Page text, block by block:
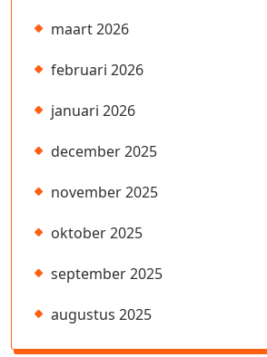
maart 2026
februari 2026
januari 2026
december 2025
november 2025
oktober 2025
september 2025
augustus 2025